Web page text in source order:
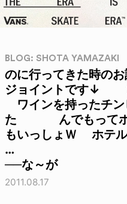
BLOG: SHOTA YAMAZAKI
のに行ってきた時の
ジョイントです↓
ワインを持ったチン
た んでもってホ
もいっしょＷ ホテル
…
──な～が
2011.08.17